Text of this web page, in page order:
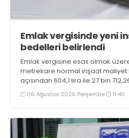
Emlak vergisinde yeni
bedelleri belirlendi
Emlak vergisine esas olmak
metrekare normal inşaat
açısından 604,1 lira ile 27 bin
değişecek
06 Ağustos 2026 Perşembe 11:40